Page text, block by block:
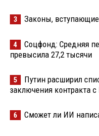
3 Законы, вступающие
4
Соцфонд: Средняя
превысила 27,2 тысячи
5
Путин расширил
заключения контракта
6 Сможет ли ИИ